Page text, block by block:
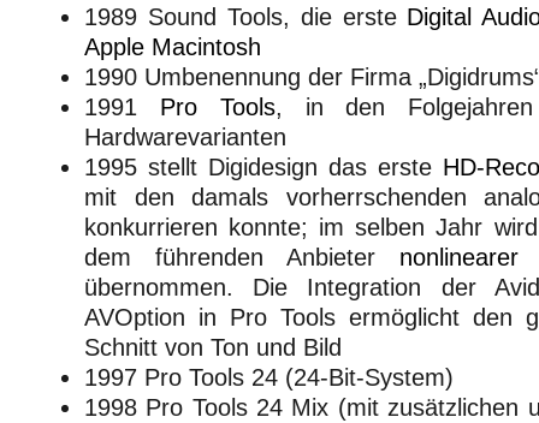
1989 Sound Tools, die erste Digital
Apple Macintosh
1990 Umbenennung der Firma
1991 Pro Tools, in den
Hardwarevarianten
1995 stellt Digidesign das erste HD-
mit den damals vorherrschenden
konkurrieren konnte; im selben Jahr
dem führenden Anbieter nonlinearer
übernommen. Die Integration der
AVOption in Pro Tools ermöglicht den
Schnitt von Ton und Bild
1997 Pro Tools 24 (24-Bit-System)
1998 Pro Tools 24 Mix (mit zusätzlichen